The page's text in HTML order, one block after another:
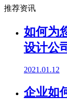
推荐资讯
如何为
设计公
2021.01.12
企业如